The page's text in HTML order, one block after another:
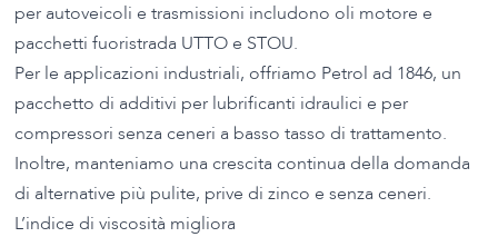
per autoveicoli e trasmissioni includono oli motore e
pacchetti fuoristrada UTTO e STOU.
Per le applicazioni industriali, offriamo Petrol ad 1846, un
pacchetto di additivi per lubrificanti idraulici e per
compressori senza ceneri a basso tasso di trattamento.
Inoltre, manteniamo una crescita continua della domanda
di alternative più pulite, prive di zinco e senza ceneri.
L’indice di viscosità migliora